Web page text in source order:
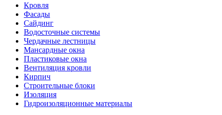
Кровля
Фасады
Сайдинг
Водосточные системы
Чердачные лестницы
Мансардные окна
Пластиковые окна
Вентиляция кровли
Кирпич
Строительные блоки
Изоляция
Гидроизоляционные материалы